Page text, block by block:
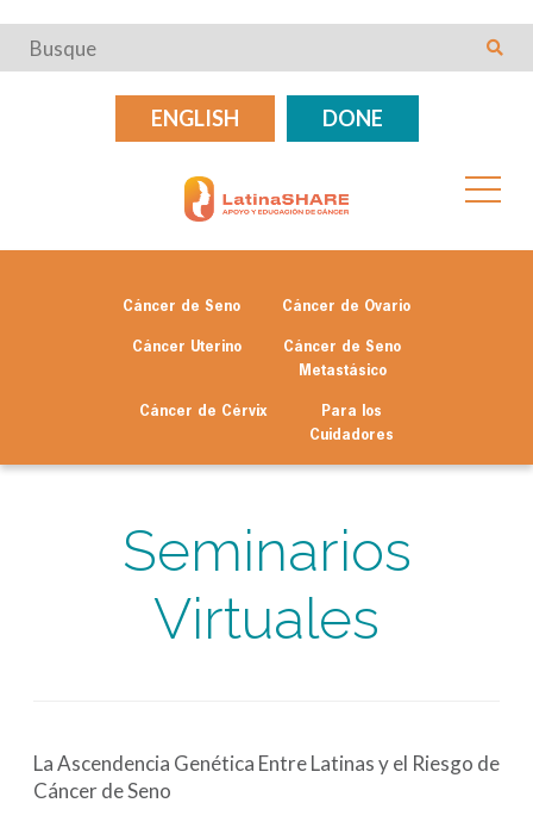
ENGLISH DONE
Cáncer de Seno Cáncer de Ovario
Cáncer Uterino
Cáncer de Seno
Metastásico
Cáncer de Cérvix
Para los
Cuidadores
Seminarios
Virtuales
La Ascendencia Genética Entre Latinas y el Riesgo de
Cáncer de Seno